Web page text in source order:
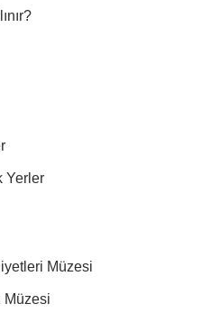
Yerler
Müzesi
Müzesi